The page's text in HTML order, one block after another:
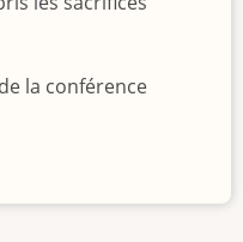
la conférence